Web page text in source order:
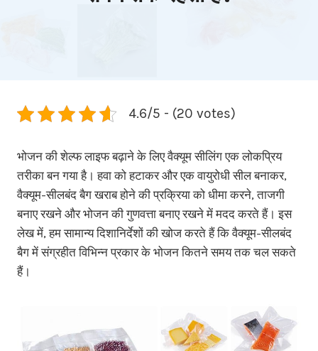
4.6/5 - (20 votes)
भोजन की शेल्फ लाइफ बढ़ाने के लिए वैक्यूम सीलिंग एक लोकप्रिय
तरीका बन गया है। हवा को हटाकर और एक वायुरोधी सील बनाकर,
वैक्यूम-सीलबंद बैग खराब होने की प्रक्रिया को धीमा करने, ताजगी
बनाए रखने और भोजन की गुणवत्ता बनाए रखने में मदद करते हैं। इस
लेख में, हम सामान्य दिशानिर्देशों की खोज करते हैं कि वैक्यूम-सीलबंद
बैग में संग्रहीत विभिन्न प्रकार के भोजन कितने समय तक चल सकते
हैं।